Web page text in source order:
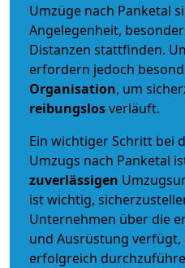
Umzüge nach Panketal
Angelegenheit,
Distanzen stattfinden.
erfordern jedoch
Organisation, um
reibungslosverläuft.
Ein wichtiger Schritt bei
Umzugs nach Panketal
zuverlässigen
ist wichtig,
Unternehmen über die
und Ausrüstung verfügt,
erfolgreich